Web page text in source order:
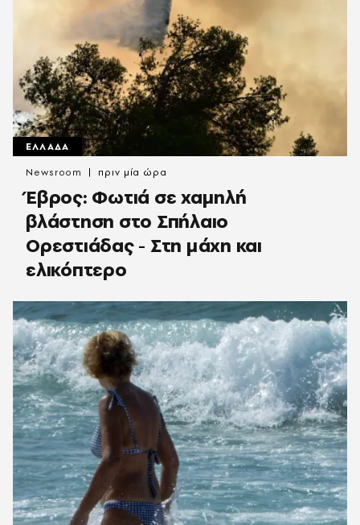
ΕΛΛΑΔΑ
Έβρος: Φωτιά σε χαμηλή
βλάστηση στο Σπήλαιο
Ορεστιάδας - Στη μάχη και
ελικόπτερο
Newsroom πριν μία ώρα